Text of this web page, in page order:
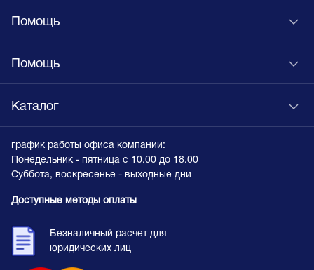
Помощь
Помощь
Каталог
график работы офиса компании:
Понедельник - пятница с 10.00 до 18.00
Суббота, воскресенье - выходные дни
Доступные методы оплаты
Безналичный расчет для
юридических лиц